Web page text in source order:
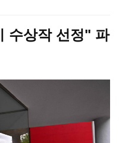
수상작 선정" 파